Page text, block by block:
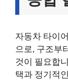
자동차 타이
으로, 구조부
것이 필요합
택과 정기적